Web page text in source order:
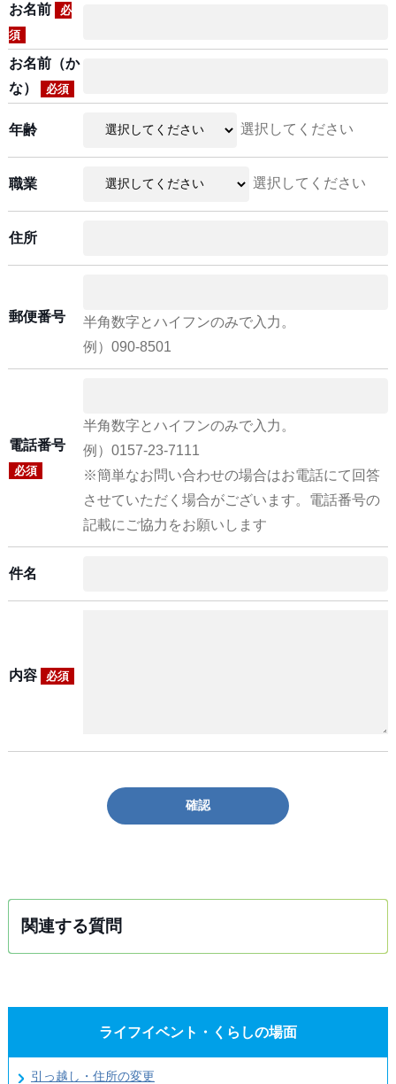
お名前
必
須
お名前（か
な）
必須
年齢 選択してください
職業 選択してください
住所
郵便番号
半角数字とハイフンのみで入力。
例）090-8501
電話番号
必須
半角数字とハイフンのみで入力。
例）0157-23-7111
※簡単なお問い合わせの場合はお電話にて回答
させていただく場合がございます。電話番号の
記載にご協力をお願いします
件名
内容 必須
確認
関連する質問
ライフイベント・くらしの場面
引っ越し・住所の変更